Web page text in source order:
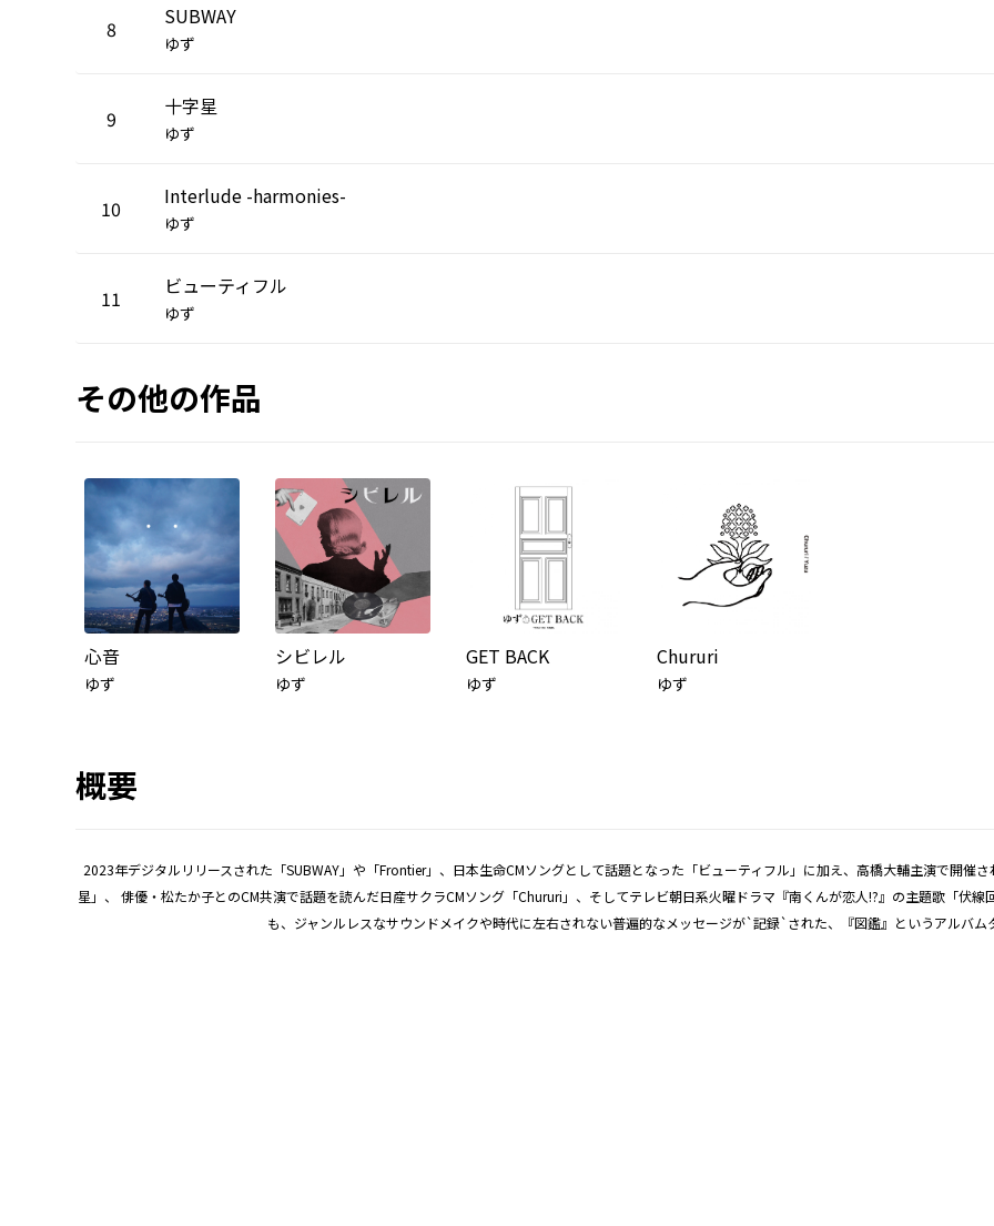
8 SUBWAY
ゆず
9 十字星
ゆず
10 Interlude -harmonies-
ゆず
11 ビューティフル
ゆず
その他の作品
心音
ゆず
シビレル
ゆず
GET BACK
ゆず
Chururi
ゆず
概要
2023年デジタルリリースされた「SUBWAY」や「Frontier」、日本生命CMソングとして話題となった「ビューティフル」に加え、高橋大輔主演で開催
星」、 俳優・松たか子とのCM共演で話題を読んだ日産サクラCMソング「Chururi」、そしてテレビ朝日系火曜ドラマ『南くんが恋人!?』の主題歌「伏
も、ジャンルレスなサウンドメイクや時代に左右されない普遍的なメッセージが`記録`された、『図鑑』というアルバム